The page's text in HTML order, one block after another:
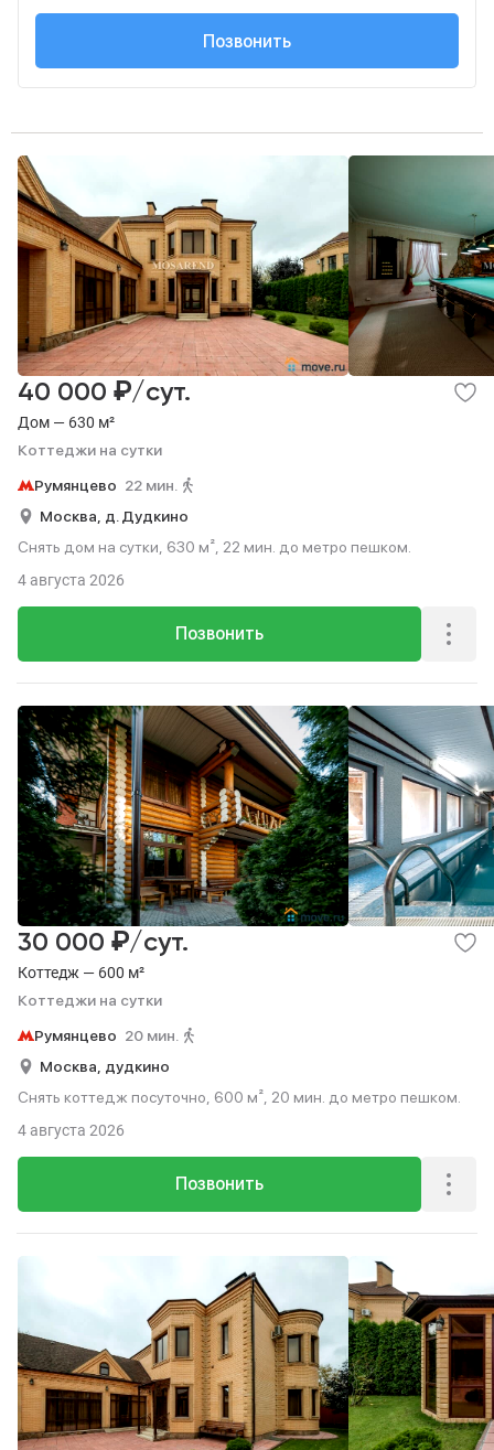
+7 (495) 127-68-...
Позвонить
Дом — 630 м²
Коттеджи на сутки
40 000 ₽/сут.
Румянцево 22 мин.
Москва, д. Дудкино
Снять дом на сутки, 630 м², 22 мин. до метро пешком.
Позвонить
4 августа 2026
Коттедж — 600 м²
Коттеджи на сутки
30 000 ₽/сут.
Румянцево 20 мин.
Москва, дудкино
Снять коттедж посуточно, 600 м², 20 мин. до метро пешком.
Позвонить
4 августа 2026